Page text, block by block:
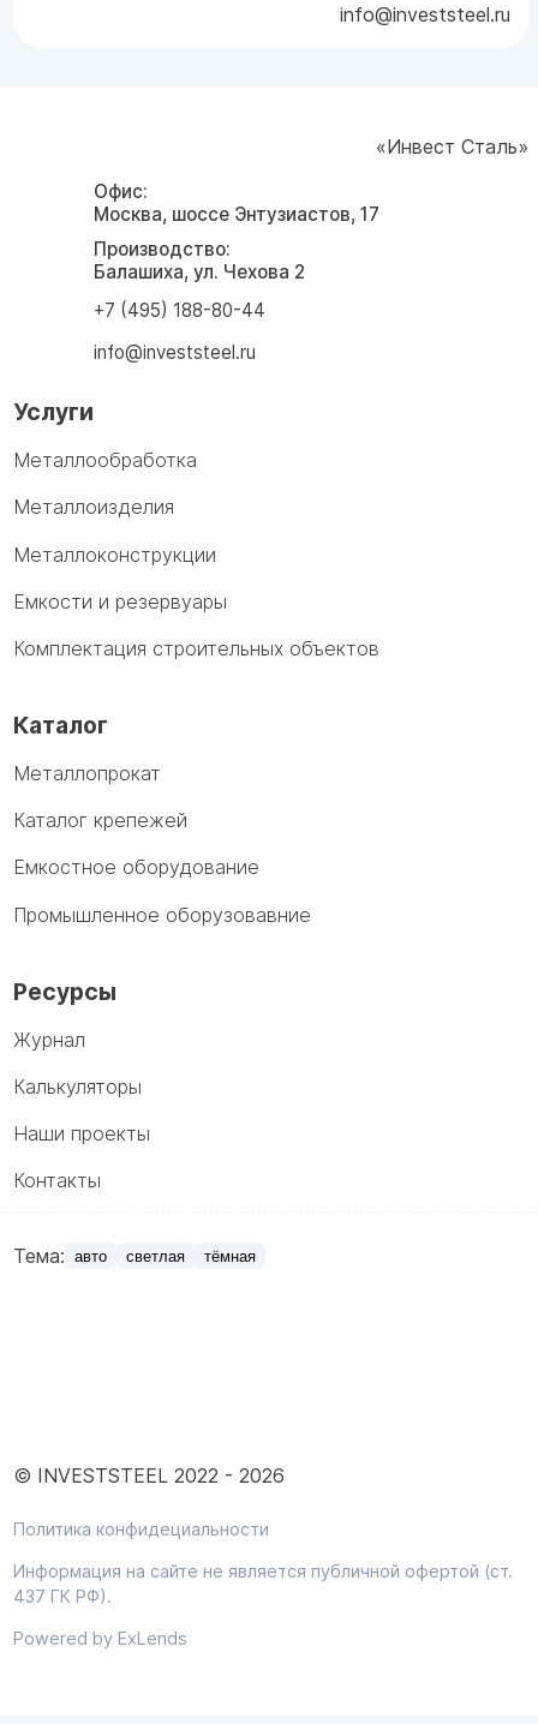
info@investsteel.ru
«Инвест Сталь»
Офис:
Москва, шоссе Энтузиастов, 17
Производство:
Балашиха, ул. Чехова 2
+7 (495) 188-80-44
info@investsteel.ru
Услуги
Металлообработка
Металлоизделия
Металлоконструкции
Емкости и резервуары
Комплектация строительных объектов
Каталог
Металлопрокат
Каталог крепежей
Емкостное оборудование
Промышленное оборузовавние
Ресурсы
Журнал
Калькуляторы
Наши проекты
Контакты
Тема: авто светлая тёмная
© INVESTSTEEL 2022 -2026
Политика конфидециальности
Информация на сайте не является публичной офертой (ст.
437 ГК РФ).
Powered by ExLends